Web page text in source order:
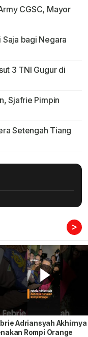
CGSC, Mayor
bagi Negara
3 TNI Gugur di
Sjafrie Pimpin
Setengah Tiang
>
Adriansyah Akhirnya
Rompi Orange